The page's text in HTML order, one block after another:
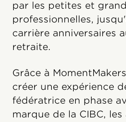
par les petites et
professionnelles,
carrière anniversaires
retraite.
Grâce à
créer une expérience
fédératrice en phase
marque de la CIBC,